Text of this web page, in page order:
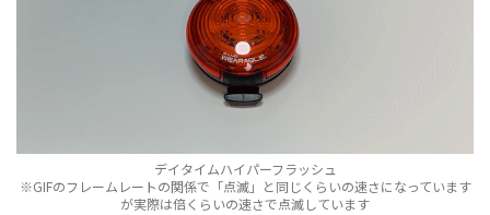
デイタイムハイパーフラッシュ
※GIFのフレームレートの関係で「点滅」と同じくらいの速さになっています
が実際は倍くらいの速さで点滅しています